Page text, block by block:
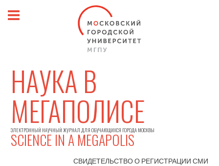
НАУКА В
МЕГАПОЛИСЕ
ЭЛЕКТРОННЫЙ НАУЧНЫЙ ЖУРНАЛ ДЛЯ ОБУЧАЮЩИХСЯ ГОРОДА МОСКВЫ
SCIENCE IN A MEGAPOLIS
СВИДЕТЕЛЬСТВО О РЕГИСТРАЦИИСМИ